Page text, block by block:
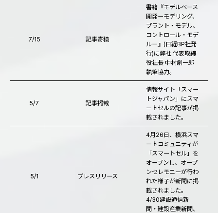
7/15 記事寄稿
書籍『モデルベース
開発ーモデリング、
プラント・モデル、
コントロール・モデ
ルー』(日経BP社発
行)に弊社 代表取締
役社長 中村創一郎
執筆協力。
5/7 記事掲載
情報サイト「スマー
トジャパン」にスマ
ートセルの記事が掲
載されました。
5/1 プレスリリース
4月26日、横浜スマ
ートコミュニティが
「スマートセル」を
オープンし、オープ
ンセレモニーが行わ
れた様子が新聞に掲
載されました。
4/30建設通信新
聞・建設産業新聞、